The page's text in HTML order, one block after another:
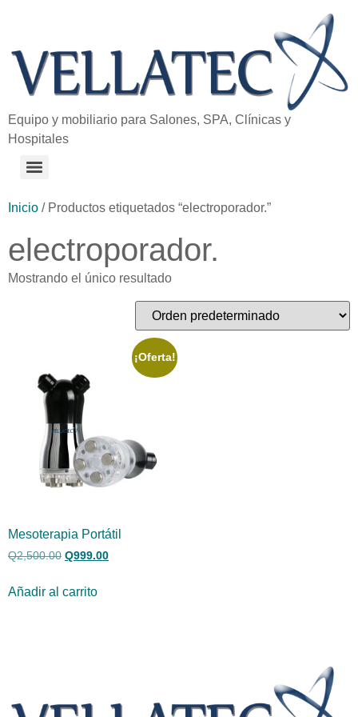
Equipo y mobiliario para Salones, SPA, Clínicas y
Hospitales
Inicio / Productos etiquetados “electroporador.”
electroporador.
Mostrando el único resultado
¡Oferta!
Mesoterapia Portátil
Q2,500.00 Q999.00
Añadir al carrito